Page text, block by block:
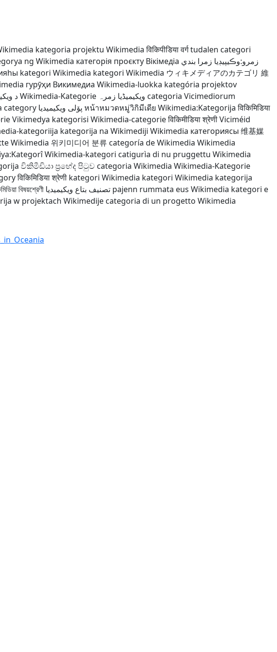
kategoria projektu Wikimedia विकिपीडिया वर्गtudalen categori
ng Wikimedia категорія проєкту Вікімедіа زمرو:وڪيپيڊيا زمرا بندي
kategori Wikimedia kategori Wikimedia ウィキメディアのカテゴリ 維
гурӯҳи Викимедиа Wikimedia-luokka kategória projektov
دWikimedia-Kategorie ویکیمیڈیا زمرہ categoria Vicimediorum
category پۆلی ویکیمیدیا หน้าหมวดหมู่วิกิมีเดีย Wikimedia:Kategorija विकिमिडिया
Vikimedya kategorisi Wikimedia-categorieविकिमीडिया श्रेणीViciméid
kategoriija kategorija na Wikimediji Wikimedia категориясы 维基媒
Wikimedia 위키미디어 분류 categoría de Wikimedia Wikimedia
Wikimedia-kategori catigurìa di nu pruggettu Wikimedia
විකිමීඩියා ප්‍රභේද පිටුව categoria Wikimedia Wikimedia-Kategorie
विकिमिडिया श्रेणी kategori Wikimedia kategori Wikimedia kategorija
বিষয়শ্রেণী تصنيف بتاع ويكيميديا pajenn rummata eus Wikimedia kategori e
w projektach Wikimedije categoria di un progetto Wikimedia